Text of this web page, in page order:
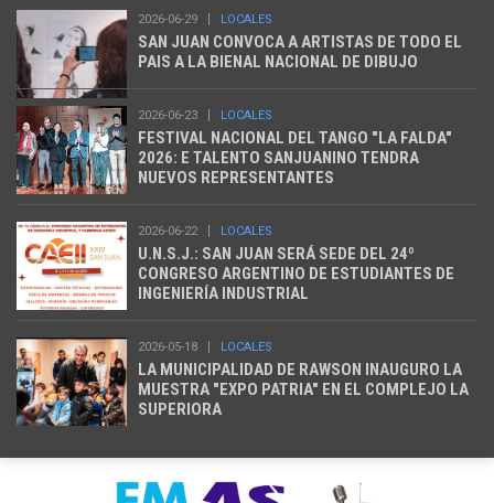
2026-06-29 LOCALES
SAN JUAN CONVOCA A ARTISTAS DE TODO EL
PAIS A LA BIENAL NACIONAL DE DIBUJO
2026-06-23 LOCALES
FESTIVAL NACIONAL DEL TANGO "LA FALDA"
2026: E TALENTO SANJUANINO TENDRA
NUEVOS REPRESENTANTES
2026-06-22 LOCALES
U.N.S.J.: SAN JUAN SERÁ SEDE DEL 24º
CONGRESO ARGENTINO DE ESTUDIANTES DE
INGENIERÍA INDUSTRIAL
2026-05-18 LOCALES
LA MUNICIPALIDAD DE RAWSON INAUGURO LA
MUESTRA "EXPO PATRIA" EN EL COMPLEJO LA
SUPERIORA